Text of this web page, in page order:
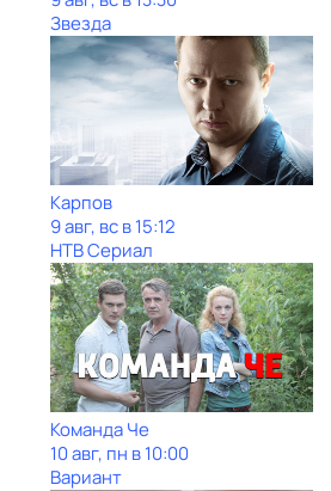
Звезда
Карпов
9 авг, вс в 15:12
НТВ Сериал
Команда Че
10 авг, пн в 10:00
Вариант